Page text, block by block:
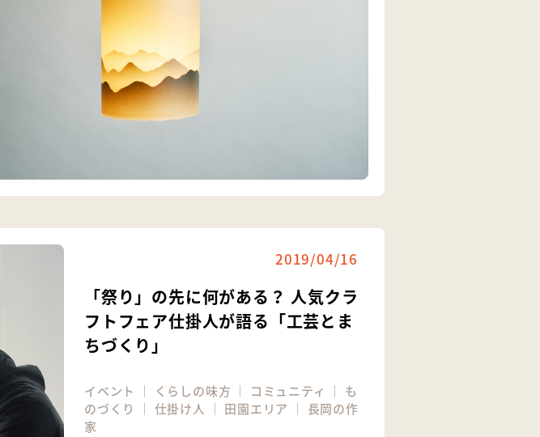
2019/04/16
「祭り」の先に何がある？ 人気クラ
フトフェア仕掛人が語る「工芸とま
ちづくり」
イベント ｜ くらしの味方 ｜ コミュニティ ｜ も
のづくり
｜ 仕掛け人 ｜ 田園エリア ｜ 長岡の作
家